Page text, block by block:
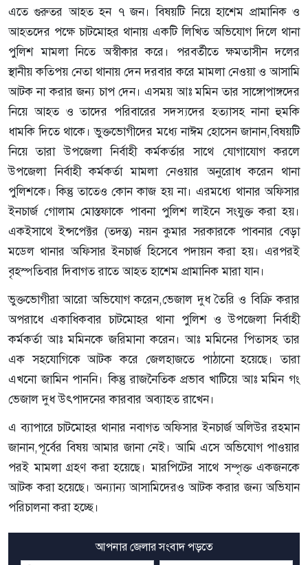
এতে গুরুতর আহত হন ৭ জন। বিষয়টি নিয়ে হাশেম প্রামানিক ও
আহতদের পক্ষে চাটমোহর থানায় একটি লিখিত অভিযোগ দিলে থানা
পুলিশ মামলা নিতে অস্বীকার করে। পরবর্তীতে ক্ষমতাসীন দলের
স্থানীয় কতিপয় নেতা থানায় দেন দরবার করে মামলা নেওয়া ও আসামি
আটক না করার জন্য চাপ দেন। এসময় আঃ মমিন তার সাঙ্গোপাঙ্গদের
নিয়ে আহত ও তাদের পরিবারের সদস্যদের হত্যাসহ নানা হুমকি
ধামকি দিতে থাকে। ভুক্তভোগীদের মধ্যে নাঈম হোসেন জানান,বিষয়টি
নিয়ে তারা উপজেলা নির্বাহী কর্মকর্তার সাথে যোগাযোগ করলে
উপজেলা নির্বাহী কর্মকর্তা মামলা নেওয়ার অনুরোধ করেন থানা
পুলিশকে। কিন্তু তাতেও কোন কাজ হয় না। এরমধ্যে থানার অফিসার
ইনচার্জ গোলাম মোস্তফাকে পাবনা পুলিশ লাইনে সংযুক্ত করা হয়।
একইসাথে ইন্সপেক্টর (তদন্ত) নয়ন কুমার সরকারকে পাবনার বেড়া
মডেল থানার অফিসার ইনচার্জ হিসেবে পদায়ন করা হয়। এরপরই
বৃহস্পতিবার দিবাগত রাতে আহত হাশেম প্রামানিক মারা যান।
ভুক্তভোগীরা আরো অভিযোগ করেন,ভেজাল দুধ তৈরি ও বিক্রি করার
অপরাধে একাধিকবার চাটমোহর থানা পুলিশ ও উপজেলা নির্বাহী
কর্মকর্তা আঃ মমিনকে জরিমানা করেন। আঃ মমিনের পিতাসহ তার
এক সহযোগিকে আটক করে জেলহাজতে পাঠানো হয়েছে। তারা
এখনো জামিন পাননি। কিন্তু রাজনৈতিক প্রভাব খাটিয়ে আঃ মমিন গং
ভেজাল দুধ উৎপাদনের কারবার অব্যাহত রাখেন।
এ ব্যাপারে চাটমোহর থানার নবাগত অফিসার ইনচার্জ অলিউর রহমান
জানান,পূর্বের বিষয় আমার জানা নেই। আমি এসে অভিযোগ পাওয়ার
পরই মামলা গ্রহণ করা হয়েছে। মারপিটের সাথে সম্পৃক্ত একজনকে
আটক করা হয়েছে। অন্যান্য আসামিদেরও আটক করার জন্য অভিযান
পরিচালনা করা হচ্ছে।
আপনার জেলার সংবাদ পড়তে